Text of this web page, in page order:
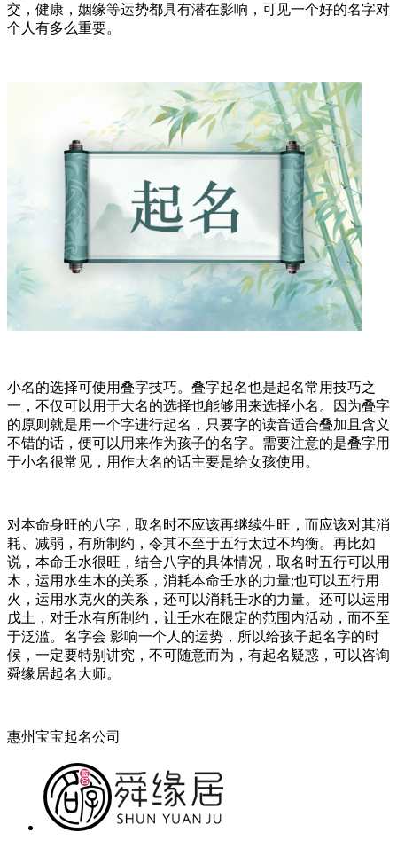
交，健康，姻缘等运势都具有潜在影响，可见一个好的名字对
个人有多么重要。
小名的选择可使用叠字技巧。叠字起名也是起名常用技巧之
一，不仅可以用于大名的选择也能够用来选择小名。因为叠字
的原则就是用一个字进行起名，只要字的读音适合叠加且含义
不错的话，便可以用来作为孩子的名字。需要注意的是叠字用
于小名很常见，用作大名的话主要是给女孩使用。
对本命身旺的八字，取名时不应该再继续生旺，而应该对其消
耗、减弱，有所制约，令其不至于五行太过不均衡。再比如
说，本命壬水很旺，结合八字的具体情况，取名时五行可以用
木，运用水生木的关系，消耗本命壬水的力量;也可以五行用
火，运用水克火的关系，还可以消耗壬水的力量。还可以运用
戊土，对壬水有所制约，让壬水在限定的范围内活动，而不至
于泛滥。名字会 影响一个人的运势，所以给孩子起名字的时
候，一定要特别讲究，不可随意而为，有起名疑惑，可以咨询
舜缘居起名大师。
惠州宝宝起名公司